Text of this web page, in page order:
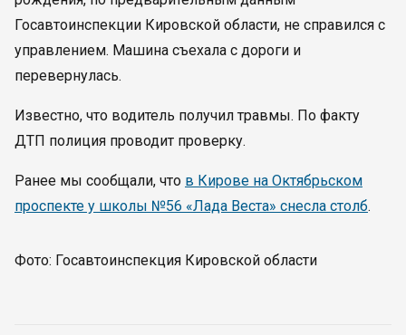
Госавтоинспекции Кировской области, не справился с
управлением. Машина съехала с дороги и
перевернулась.
Известно, что водитель получил травмы. По факту
ДТП полиция проводит проверку.
Ранее мы сообщали, что в Кирове на Октябрьском
проспекте у школы №56 «Лада Веста» снесла столб.
Фото: Госавтоинспекция Кировской области